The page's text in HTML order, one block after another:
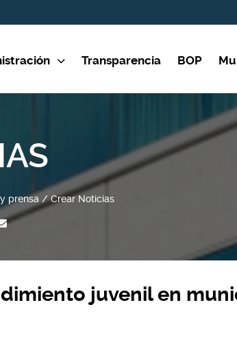
Transparencia BOP
prensa Crear Noticias
juvenil en